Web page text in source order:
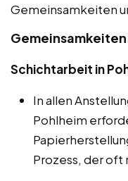
Gemeinsamkeiten
Schichtarbeit in
In allen
Pohlheim
Prozess, der oft